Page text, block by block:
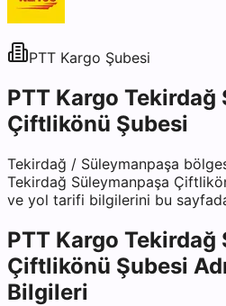
PTT Kargo Şubesi
PTT Kargo Tekirdağ
Çiftlikönü Şubesi
Tekirdağ / Süleymanpaşa
Tekirdağ Süleymanpaşa
ve yol tarifi bilgilerini bu
PTT Kargo Tekirdağ
Çiftlikönü Şubesi
Bilgileri